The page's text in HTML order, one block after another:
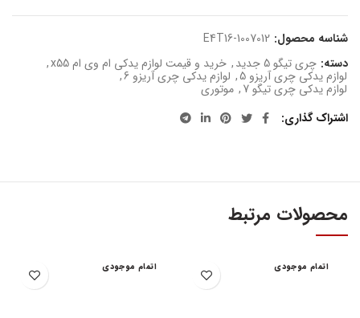
شناسه محصول: E4T16-1007012
دسته: چری تیگو 5 جدید , خرید و قیمت لوازم یدکی ام وی ام x55 ,
لوازم یدکی چری آریزو 5 , لوازم یدکی چری آریزو 6 ,
لوازم یدکی چری تیگو 7 , موتوری
اشتراک گذاری
محصولات مرتبط
اتمام موجودی اتمام موجودی